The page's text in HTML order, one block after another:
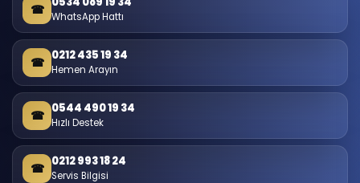
☎ WhatsApp Hattı
☎ 0212 435 19 34
Hemen Arayın
☎ 0544 490 19 34
Hızlı Destek
☎ 0212 993 18 24
Servis Bilgisi